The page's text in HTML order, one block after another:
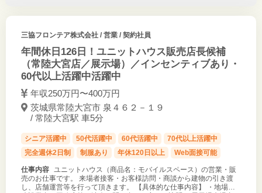
三協フロンテア株式会社/ 営業 / 契約社員
年間休日126日！ユニットハウス販売店長候補
（常陸大宮店／展示場）／インセンティブあり・
60代以上活躍中活躍中
年収250万円〜400万円
茨城県常陸大宮市 泉４６２－１９
/ 常陸大宮駅 車5分
シニア活躍中 50代活躍中 60代活躍中
70代以上活躍中
完全週休2日制
制服あり 年休120日以上 Web面接可能
仕事内容 ユニットハウス（商品名：モバイルスペース）の営業・販
売のお仕事です。 来場者接客・お客様訪問・商談から建物の引き渡
し、店舗運営等を行って頂きます。 【具体的な仕事内容】 ・地場の